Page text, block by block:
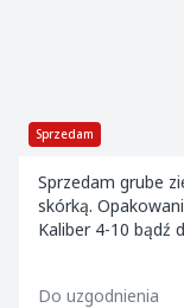
Sprzedam
Sprzedam grube
skórką.
Kaliber 4-10 bądź
Do uzgodnienia